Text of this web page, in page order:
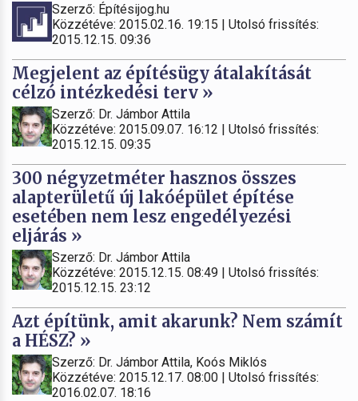
Szerző: Építésijog.hu
Közzétéve: 2015.02.16. 19:15 | Utolsó frissítés:
2015.12.15. 09:36
Megjelent az építésügy átalakítását
célzó intézkedési terv »
Szerző: Dr. Jámbor Attila
Közzétéve: 2015.09.07. 16:12 | Utolsó frissítés:
2015.12.15. 09:35
300 négyzetméter hasznos összes
alapterületű új lakóépület építése
esetében nem lesz engedélyezési
eljárás »
Szerző: Dr. Jámbor Attila
Közzétéve: 2015.12.15. 08:49 | Utolsó frissítés:
2015.12.15. 23:12
Azt építünk, amit akarunk? Nem számít
a HÉSZ? »
Szerző: Dr. Jámbor Attila, Koós Miklós
Közzétéve: 2015.12.17. 08:00 | Utolsó frissítés:
2016.02.07. 18:16